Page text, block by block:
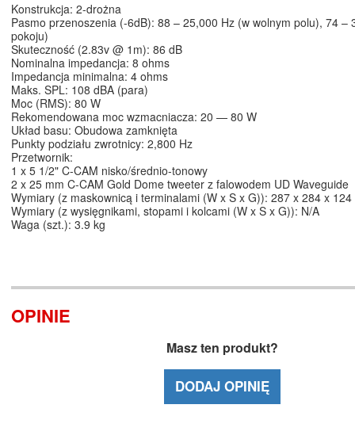
Konstrukcja: 2-drożna
Pasmo przenoszenia (-6dB): 88 – 25,000 Hz (w wolnym polu), 74 –
pokoju)
Skuteczność (2.83v @ 1m): 86 dB
Nominalna impedancja: 8 ohms
Impedancja minimalna: 4 ohms
Maks. SPL: 108 dBA (para)
Moc (RMS): 80 W
Rekomendowana moc wzmacniacza: 20 — 80 W
Układ basu: Obudowa zamknięta
Punkty podziału zwrotnicy: 2,800 Hz
Przetwornik:
1 x 5 1/2" C-CAM nisko/średnio-tonowy
2 x 25 mm C-CAM Gold Dome tweeter z falowodem UD Waveguide
Wymiary (z maskownicą i terminalami (W x S x G)): 287 x 284 x 124
Wymiary (z wysięgnikami, stopami i kolcami (W x S x G)): N/A
Waga (szt.): 3.9 kg
OPINIE
Masz ten produkt?
DODAJ OPINIĘ